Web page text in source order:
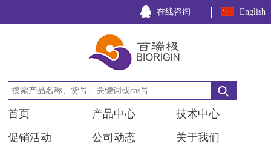
在线咨询 English
首页 产品中心
技术中心
促销活动
公司动态
关于我们